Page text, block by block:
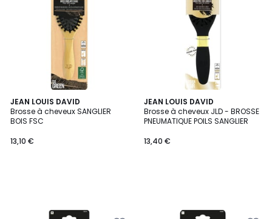
JEAN LOUIS DAVID
Brosse à cheveux SANGLIER
BOIS FSC
13,10 €
JEAN LOUIS DAVID
Brosse à cheveux JLD - BROSSE
PNEUMATIQUE POILS SANGLIER
13,40 €